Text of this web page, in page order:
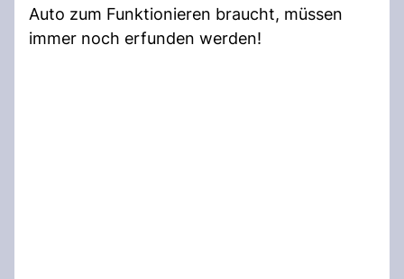
Auto zum Funktionieren braucht, müssen
immer noch erfunden werden!